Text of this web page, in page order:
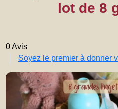
lot de 8
0 Avis
Soyez le premier à donner